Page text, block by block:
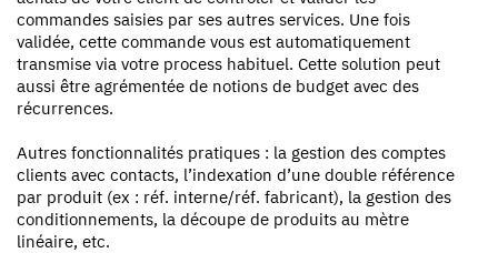
commandes saisies par ses autres services. Une fois
validée, cette commande vous est automatiquement
transmise via votre process habituel. Cette solution peut
aussi être agrémentée de notions de budget avec des
récurrences.
Autres fonctionnalités pratiques : la gestion des comptes
clients avec contacts, l’indexation d’une double référence
par produit (ex : réf. interne/réf. fabricant), la gestion des
conditionnements, la découpe de produits au mètre
linéaire, etc.